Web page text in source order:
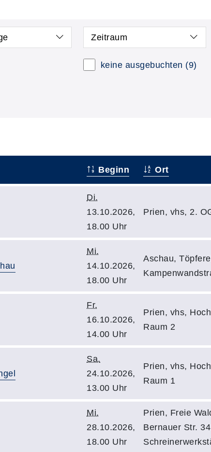
Zeitraum
keine ausgebuchten (9)
Beginn Ort
Di.
13.10.2026,
18.00 Uhr
Prien, vhs, 2.
Mi.
14.10.2026,
18.00 Uhr
Aschau,
Fr.
16.10.2026,
14.00 Uhr
Prien, vhs,
Raum 2
Sa.
24.10.2026,
13.00 Uhr
Prien, vhs,
Raum 1
Mi.
28.10.2026,
18.00 Uhr
Prien, Freie
Bernauer Str.